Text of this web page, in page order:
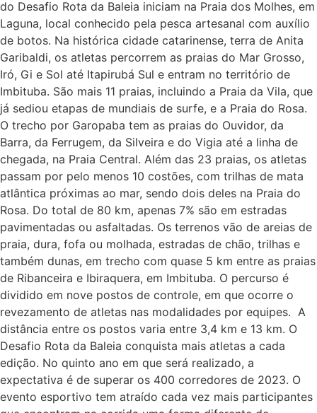
do Desafio Rota da Baleia iniciam na Praia dos Molhes, em
Laguna, local conhecido pela pesca artesanal com auxílio
de botos. Na histórica cidade catarinense, terra de Anita
Garibaldi, os atletas percorrem as praias do Mar Grosso,
Iró, Gi e Sol até Itapirubá Sul e entram no território de
Imbituba. São mais 11 praias, incluindo a Praia da Vila, que
já sediou etapas de mundiais de surfe, e a Praia do Rosa.
O trecho por Garopaba tem as praias do Ouvidor, da
Barra, da Ferrugem, da Silveira e do Vigia até a linha de
chegada, na Praia Central. Além das 23 praias, os atletas
passam por pelo menos 10 costões, com trilhas de mata
atlântica próximas ao mar, sendo dois deles na Praia do
Rosa. Do total de 80 km, apenas 7% são em estradas
pavimentadas ou asfaltadas. Os terrenos vão de areias de
praia, dura, fofa ou molhada, estradas de chão, trilhas e
também dunas, em trecho com quase 5 km entre as praias
de Ribanceira e Ibiraquera, em Imbituba. O percurso é
dividido em nove postos de controle, em que ocorre o
revezamento de atletas nas modalidades por equipes. A
distância entre os postos varia entre 3,4 km e 13 km. O
Desafio Rota da Baleia conquista mais atletas a cada
edição. No quinto ano em que será realizado, a
expectativa é de superar os 400 corredores de 2023. O
evento esportivo tem atraído cada vez mais participantes